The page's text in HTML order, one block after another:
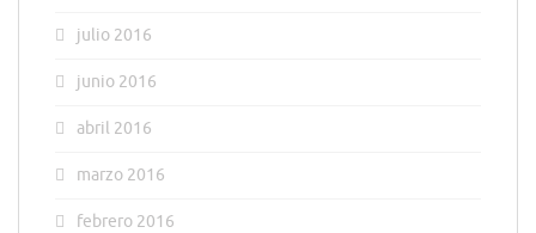
julio 2016
junio 2016
abril 2016
marzo 2016
febrero 2016